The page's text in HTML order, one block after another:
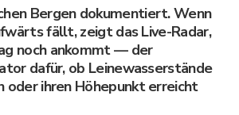
Bergen dokumentiert. Wenn
fällt, zeigt das Live-Radar,
noch ankommt — der
dafür, ob Leinewasserstände
ihren Höhepunkt erreicht